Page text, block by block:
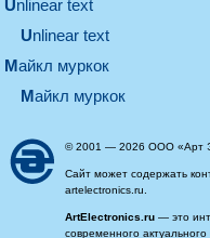
unlinear text
Unlinear text
майкл муркок
майкл муркок
© 2001 — 2026 ООО «Арт
Сайт может содержать
artelectronics.ru.
ArtElectronics.ru — это
современного